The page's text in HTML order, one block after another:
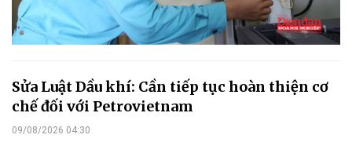
Sửa Luật Dầu khí: Cần tiếp tục hoàn thiện cơ
chế đối với Petrovietnam
09/08/2026 04:30